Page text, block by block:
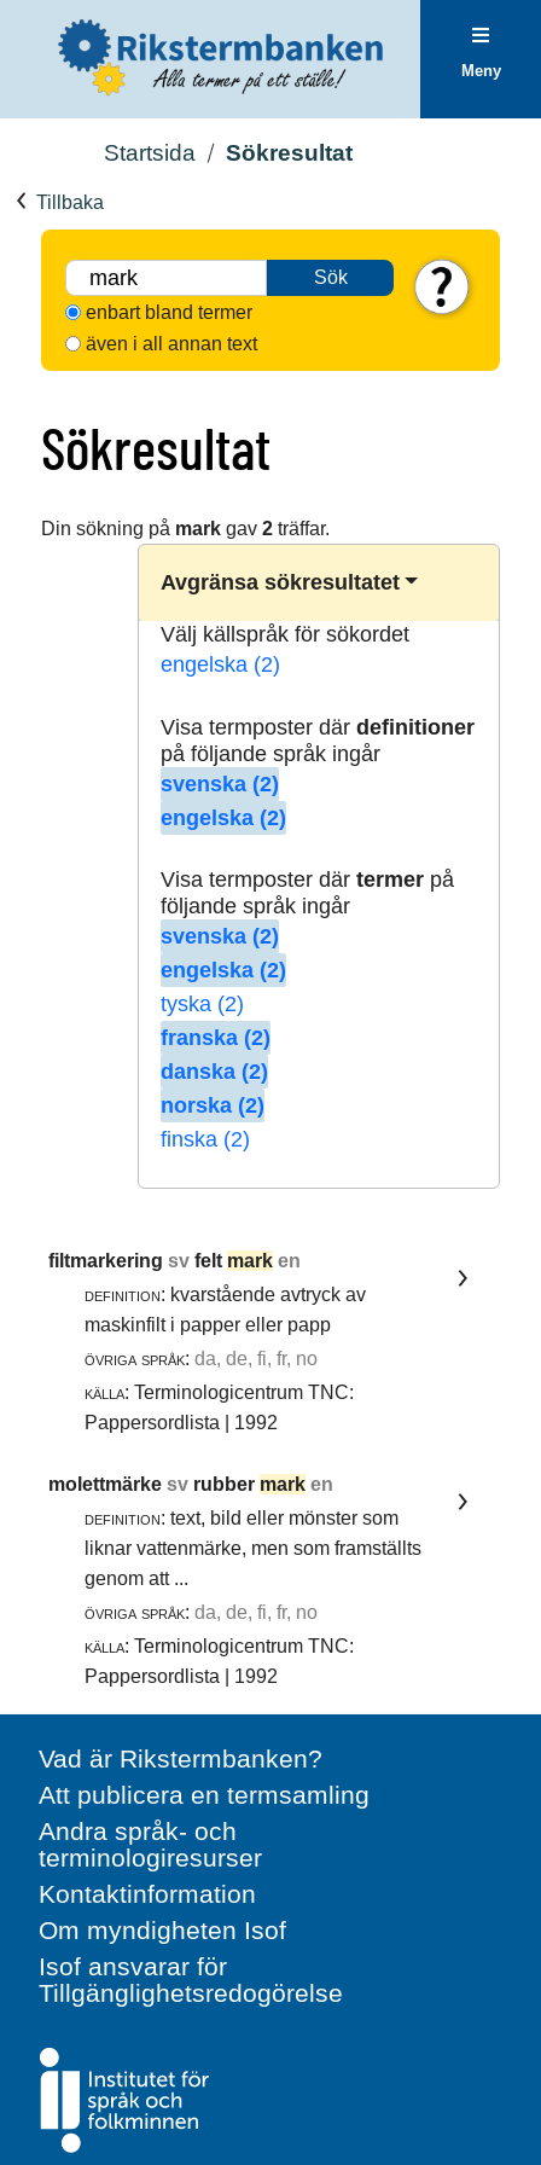
Meny
Startsida Sökresultat
Tillbaka
Sök
enbart bland termer
även i all annan text
Sökresultat
Din sökning på markgav 2träffar.
Avgränsa sökresultatet
Välj källspråk för sökordet
engelska (2)
Visa termposter där definitioner
på följande språk ingår
svenska (2)
engelska (2)
Visa termposter där termerpå
följande språk ingår
svenska (2)
engelska (2)
tyska (2)
franska (2)
danska (2)
norska (2)
finska (2)
filtmarkeringsvfelt mark en
definition: kvarstående avtryck av
maskinfilt i papper eller papp
övriga språk: da, de, fi, fr, no
källa: Terminologicentrum TNC:
Pappersordlista | 1992
molettmärkesv rubber mark en
definition: text, bild eller mönster som
liknar vattenmärke, men som framställts
genom att ...
övriga språk: da, de, fi, fr, no
källa: Terminologicentrum TNC:
Pappersordlista | 1992
Vad är Rikstermbanken?
Att publicera en termsamling
Andra språk- och
terminologiresurser
Kontaktinformation
Om myndigheten Isof
Isof ansvarar för
Tillgänglighetsredogörelse